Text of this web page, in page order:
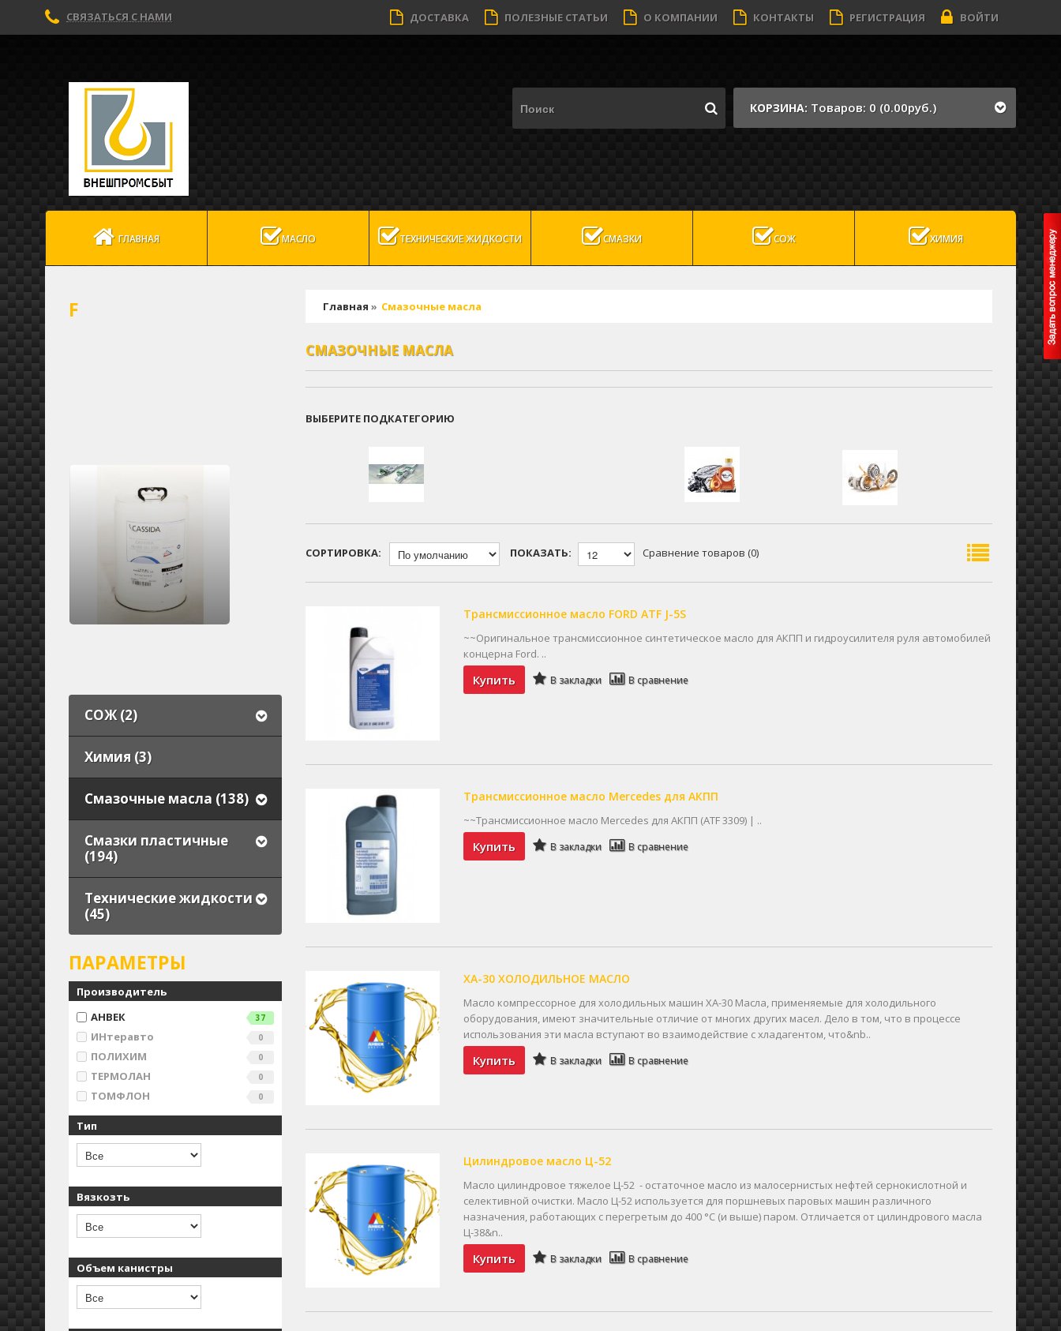
СВЯЗАТЬСЯ С НАМИ ДОСТАВКА ПОЛЕЗНЫЕ СТАТЬИ О КОМПАНИИ КОНТАКТЫ РЕГИСТРАЦИЯ ВОЙТИ
КОРЗИНА: Товаров: 0 (0.00руб.)
ГЛАВНАЯ МАСЛО ТЕХНИЧЕСКИЕ ЖИДКОСТИ СМАЗКИ СОЖ ХИМИЯ
Главная » Смазочные масла
СМАЗОЧНЫЕ МАСЛА
ВЫБЕРИТЕ ПОДКАТЕГОРИЮ
СОРТИРОВКА: ПОКАЗАТЬ: Сравнение товаров (0)
Трансмиссионное масло FORD ATF J-5S
~~Оригинальное трансмиссионное синтетическое масло для АКПП и гидроусилителя руля автомобилей
концерна Ford. ..
Купить В закладки В сравнение
Трансмиссионное масло Mercedes для АКПП
~~Трансмиссионное масло Mercedes для АКПП (ATF 3309) | ..
Купить В закладки В сравнение
ХА-30 ХОЛОДИЛЬНОЕ МАСЛО
Масло компрессорное для холодильных машин ХА-30 Масла, применяемые для холодильного
оборудования, имеют значительные отличие от многих других масел. Дело в том, что в процессе
использования эти масла вступают во взаимодействие с хладагентом, что&nb..
Купить В закладки В сравнение
Цилиндровое масло Ц-52
Масло цилиндровое тяжелое Ц-52 - остаточное масло из малосернистых нефтей сернокислотной и
селективной очистки. Масло Ц-52 используется для поршневых паровых машин различного
назначения, работающих с перегретым до 400 °С (и выше) паром. Отличается от цилиндрового масла
Ц-38&n..
Купить В закладки В сравнение
F
СОЖ (2)
Химия (3)
Смазочные масла (138)
Смазки пластичные
(194)
Технические жидкости
(45)
ПАРАМЕТРЫ
Производитель
АНВЕК
37
ИНтеравто 0
ПОЛИХИМ 0
ТЕРМОЛАН 0
ТОМФЛОН 0
Тип
Вязкозть
Объем канистры